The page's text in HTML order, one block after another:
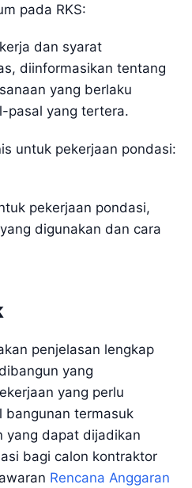
pada RKS:
diinformasikan tentang
yang berlaku
pasal yang tertera.
untuk pekerjaan pondasi:
pekerjaan pondasi,
digunakan dan cara
penjelasan lengkap
yang
yang perlu
termasuk
yang dapat dijadikan
bagi calon kontraktor
Rencana Anggaran